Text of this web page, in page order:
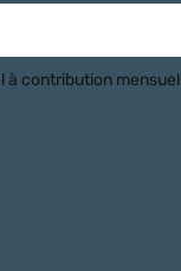
à contribution mensuel